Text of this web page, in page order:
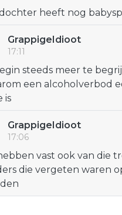
heeft nog
GrappigeIdioot
17:11
steeds meer te
een alcoholverbod
is
GrappigeIdioot
17:06
vast ook van die
die vergeten waren